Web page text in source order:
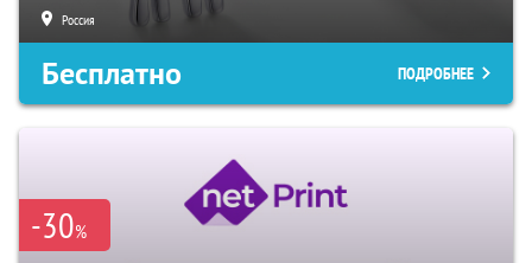
Россия
Бесплатно ПОДРОБНЕЕ
-30%